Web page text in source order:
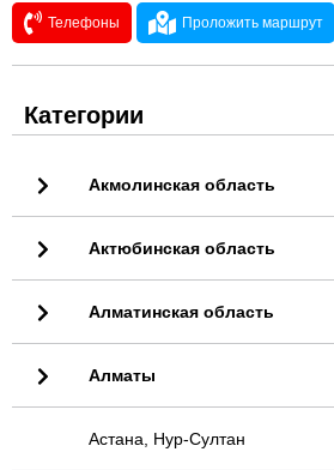
Телефоны Проложить маршрут
Категории
Акмолинская область
Актюбинская область
Алматинская область
Алматы
Астана, Нур-Султан